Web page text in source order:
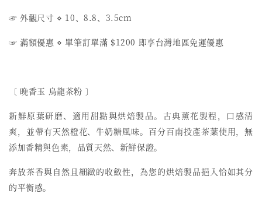
☞ 外觀尺寸 ⋄ 10、8.8、3.5cm
☞ 滿額優惠 ⋄ 單筆訂單滿 $1200 即享台灣地區免運優惠
〔 晚香玉 烏龍茶粉 〕
新鮮原葉研磨、適用甜點與烘焙製品。古典薰花製程，口感清
爽，並帶有天然橙花、牛奶糖風味。百分百南投產茶葉使用，無
添加香精與色素，品質天然、新鮮保證。
奔放茶香與自然且細緻的收斂性，為您的烘焙製品挹入恰如其分
的平衡感。